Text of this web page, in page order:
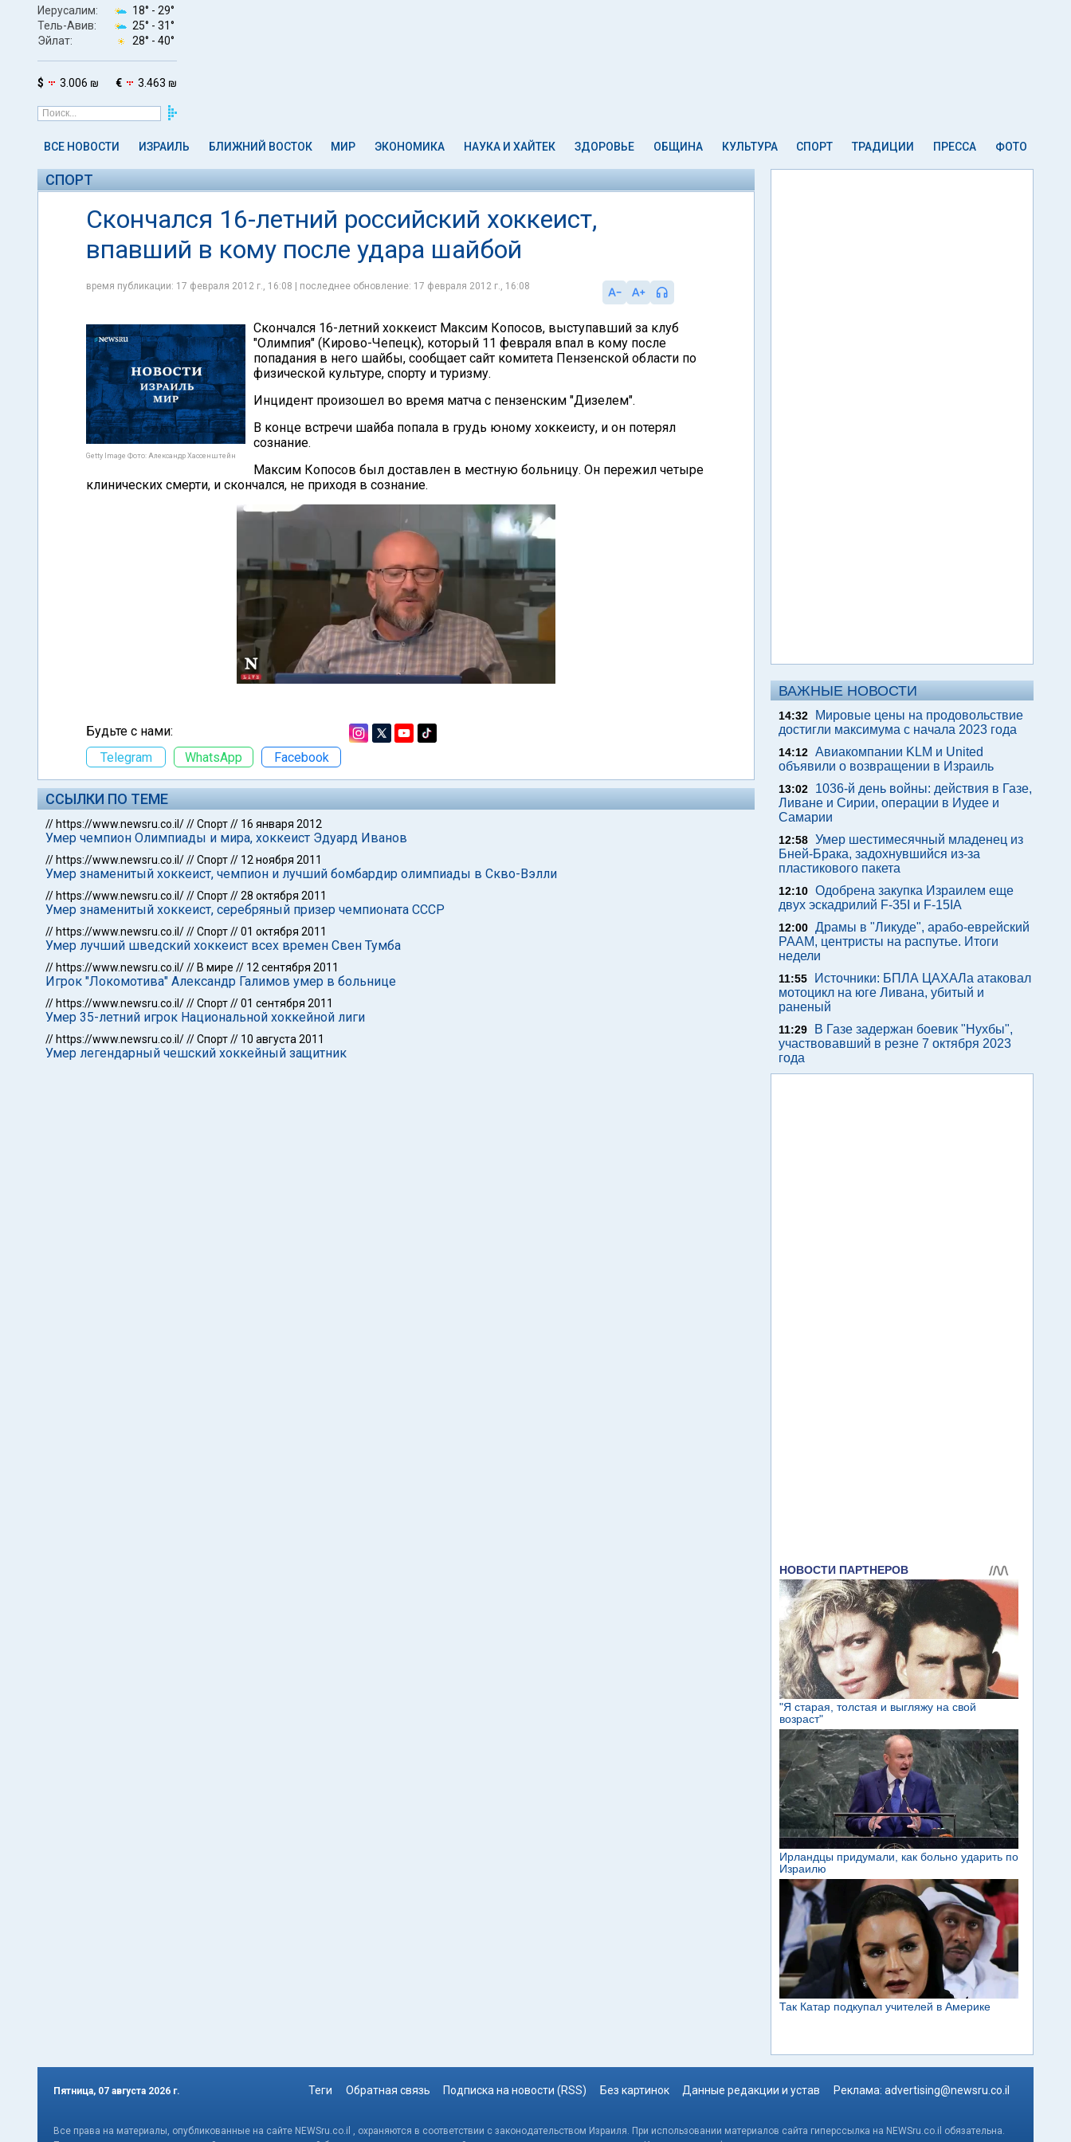
Иерусалим: 18° - 29°
Тель-Авив:
25° - 31°
Эйлат:
28° - 40°
$ 3.006 ₪ € 3.463 ₪
ВСЕ НОВОСТИ ИЗРАИЛЬ БЛИЖНИЙ ВОСТОК МИР ЭКОНОМИКА НАУКА И ХАЙТЕК ЗДОРОВЬЕ ОБЩИНА КУЛЬТУРА СПОРТ ТРАДИЦИИ ПРЕССА ФОТО
СПОРТ
Скончался 16-летний российский хоккеист,
впавший в кому после удара шайбой
время публикации: 17 февраля 2012 г., 16:08 | последнее обновление: 17 февраля 2012 г., 16:08
Getty Image Фото: Александр Хассенштейн
Скончался 16-летний хоккеист Максим Копосов, выступавший за клуб
"Олимпия" (Кирово-Чепецк), который 11 февраля впал в кому после
попадания в него шайбы, сообщает сайт комитета Пензенской области по
физической культуре, спорту и туризму.
Инцидент произошел во время матча с пензенским "Дизелем".
В конце встречи шайба попала в грудь юному хоккеисту, и он потерял
сознание.
Максим Копосов был доставлен в местную больницу. Он пережил четыре
клинических смерти, и скончался, не приходя в сознание.
Будьте с нами:
Telegram
WhatsApp Facebook
ССЫЛКИ ПО ТЕМЕ
// https://www.newsru.co.il///Спорт// 16 января 2012
Умер чемпион Олимпиады и мира, хоккеист Эдуард Иванов
// https://www.newsru.co.il///Спорт// 12 ноября 2011
Умер знаменитый хоккеист, чемпион и лучший бомбардир олимпиады в Скво-Вэлли
// https://www.newsru.co.il///Спорт//28 октября 2011
Умер знаменитый хоккеист, серебряный призер чемпионата СССР
// https://www.newsru.co.il///Спорт//01 октября 2011
Умер лучший шведский хоккеист всех времен Свен Тумба
// https://www.newsru.co.il/// В мире // 12 сентября 2011
Игрок "Локомотива" Александр Галимов умер в больнице
// https://www.newsru.co.il///Спорт//01 сентября 2011
Умер 35-летний игрок Национальной хоккейной лиги
// https://www.newsru.co.il///Спорт// 10 августа 2011
Умер легендарный чешский хоккейный защитник
ВАЖНЫЕ НОВОСТИ
14:32
Мировые цены на продовольствие
достигли максимума с начала 2023 года
14:12 Авиакомпании KLM и United
объявили о возвращении в Израиль
13:02
1036-й день войны: действия в Газе,
Ливане и Сирии, операции в Иудее и
Самарии
12:58 Умер шестимесячный младенец из
Бней-Брака, задохнувшийся из-за
пластикового пакета
12:10 Одобрена закупка Израилем еще
двух эскадрилий F-35I и F-15IA
12:00 Драмы в "Ликуде", арабо-еврейский
РААМ, центристы на распутье. Итоги
недели
11:55
Источники: БПЛА ЦАХАЛа атаковал
мотоцикл на юге Ливана, убитый и
раненый
11:29
В Газе задержан боевик "Нухбы",
участвовавший в резне 7 октября 2023
года
Пятница, 07 августа 2026 г. Теги Обратная связь Подписка на новости (RSS) Без картинок Данные редакции и устав Реклама: advertising@newsru.co.il
Все права на материалы, опубликованные на сайте NEWSru.co.il , охраняются в соответствии с законодательством Израиля. При использовании материалов сайта гиперссылка на NEWSru.co.il обязательна.